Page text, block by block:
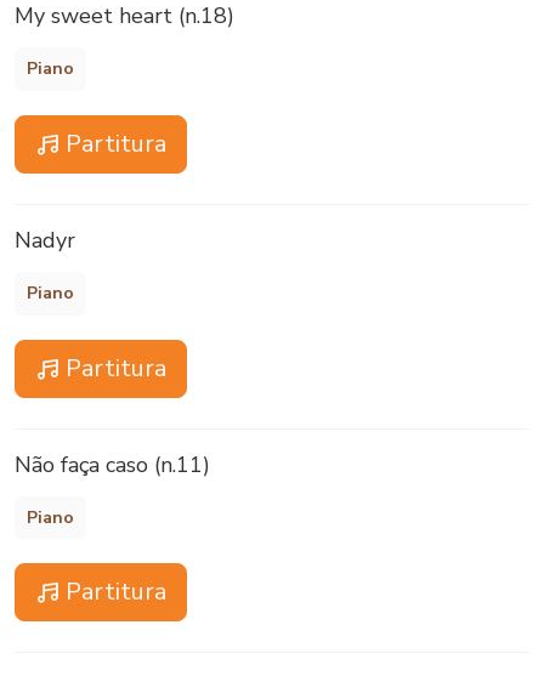
My sweet heart (n.18)
Piano
Partitura
Nadyr
Piano
Partitura
Não faça caso (n.11)
Piano
Partitura